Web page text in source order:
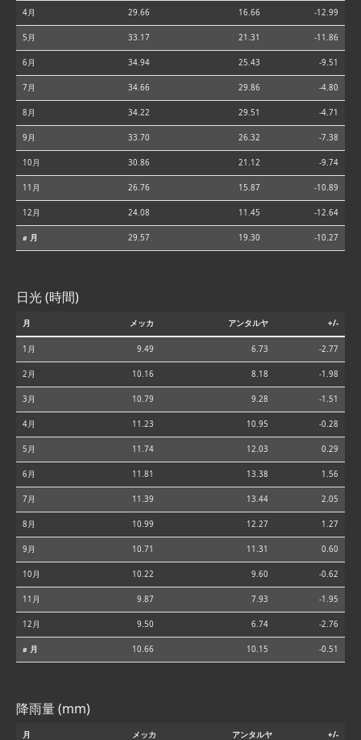
4月 29.66 16.66 -12.99
5月 33.17 21.31 -11.86
6月 34.94 25.43 -9.51
7月 34.66 29.86 -4.80
8月 34.22 29.51 -4.71
9月 33.70 26.32 -7.38
10月 30.86 21.12 -9.74
11月 26.76 15.87 -10.89
12月 24.08 11.45 -12.64
⌀ 月 29.57 19.30 -10.27
日光 (時間)
月 メッカ アンタルヤ +/-
1月 9.49 6.73 -2.77
2月 10.16 8.18 -1.98
3月 10.79 9.28 -1.51
4月 11.23 10.95 -0.28
5月 11.74 12.03 0.29
6月 11.81 13.38 1.56
7月 11.39 13.44 2.05
8月 10.99 12.27 1.27
9月 10.71 11.31 0.60
10月 10.22 9.60 -0.62
11月 9.87 7.93 -1.95
12月 9.50 6.74 -2.76
⌀ 月 10.66 10.15 -0.51
降雨量 (mm)
月 メッカ アンタルヤ +/-